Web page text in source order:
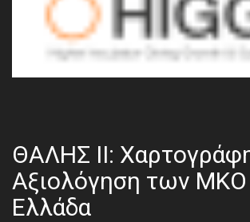
ΘΑΛΗΣ ΙΙ:
Αξιολόγηση των ΜΚΟ
Ελλάδα